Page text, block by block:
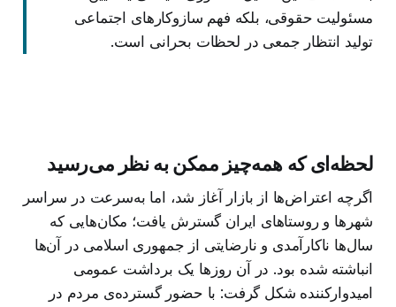
مسئولیت حقوقی، بلکه فهم سازوکارهای اجتماعی
تولید انتظار جمعی در لحظات بحرانی است.
لحظه‌ای که همه‌چیز ممکن به نظر می‌رسید
اگرچه اعتراض‌ها از بازار آغاز شد، اما به‌سرعت در سراسر
شهرها و روستاهای ایران گسترش یافت؛ مکان‌هایی که
سال‌ها ناکارآمدی و نارضایتی از جمهوری اسلامی در آن‌ها
انباشته شده بود. در آن روزها یک برداشت عمومی
امیدوارکننده شکل گرفت: با حضور گسترده‌ی مردم در